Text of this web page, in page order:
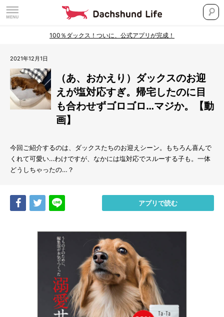
100％ダックス！ついに、公式アプリが完成！
2021年12月1日
（あ、おかえり）ダックスのお迎
えが塩対応すぎ。帰宅したのに目
も合わせずゴロゴロ…マジか。【動
画】
今回ご紹介するのは、ダックスたちのお迎えシーン。もちろん喜んで
くれて可愛い…わけですが、なかには塩対応でスルーする子も。一体
どうしちゃったの…？
Share Tweet アプリで読む